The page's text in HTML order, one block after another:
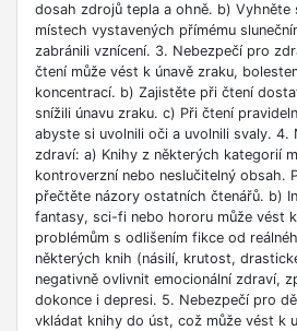
dosah zdrojů tepla a ohně. b) Vyhněte
místech vystavených přímému
zabránili vznícení. 3. Nebezpečí pro
čtení může vést k únavě zraku,
koncentrací. b) Zajistěte při čtení
snížili únavu zraku. c) Při čtení
abyste si uvolnili oči a uvolnili svaly. 4.
zdraví: a) Knihy z některých kategorií
kontroverzní nebo neslučitelný obsah.
přečtěte názory ostatních čtenářů. b)
fantasy, sci-fi nebo hororu může vést
problémům s odlišením fikce od
některých knih (násilí, krutost,
negativně ovlivnit emocionální zdraví,
dokonce i depresi. 5. Nebezpečí pro
vkládat knihy do úst, což může vést k